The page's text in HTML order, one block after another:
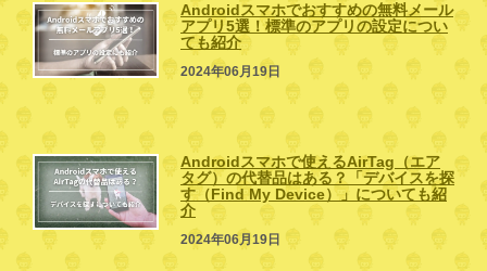
Androidスマホでおすすめの無料メール
アプリ5選！標準のアプリの設定につい
ても紹介
2024年06月19日
Androidスマホで使えるAirTag（エア
タグ）の代替品はある？「デバイスを探
す（Find My Device）」についても紹
介
2024年06月19日